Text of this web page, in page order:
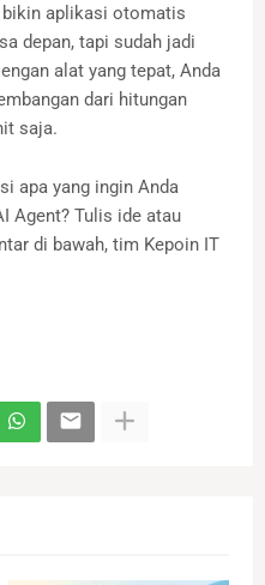
bikin aplikasi otomatis
depan, tapi sudah jadi
alat yang tepat, Anda
dari hitungan
saja.
apa yang ingin Anda
Agent? Tulis ide atau
di bawah, tim Kepoin IT